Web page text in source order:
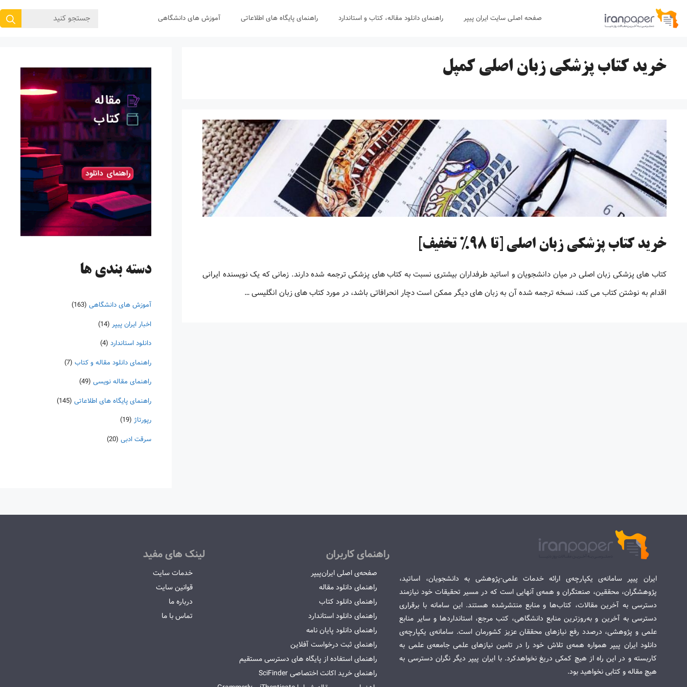
پرش
صفحه اصلی سایت ایران پیپر راهنمای دانلود مقاله، کتاب و استاندارد راهنمای پایگاه های اطلاعاتی آموزش های دانشگاهی
جستجوی
خرید کتاب پزشکی زبان اصلی کمپل
خرید کتاب پزشکی زبان اصلی [تا 98% تخفیف]
کتاب های پزشکی زبان اصلی در میان دانشجویان و اساتید طرفداران بیشتری نسبت به کتاب های پزشکی ترجمه شده دارند. زمانی که یک نویسنده ایرانی
اقدام به نوشتن کتاب می کند، نسخه ترجمه شده آن به زبان های دیگر ممکن است دچار انحرافاتی باشد، در مورد کتاب های زبان انگلیسی …
دسته‌ بندی ها
آموزش های دانشگاهی (163)
اخبار ایران پیپر (14)
دانلود استاندارد (4)
راهنمای دانلود مقاله و کتاب (7)
راهنمای مقاله نویسی (49)
راهنمای پایگاه های اطلاعاتی (145)
رپورتاژ (19)
سرقت ادبی (20)
ایران پیپر سامانه‌ی یکپارچه‌ی ارائه خدمات علمی-پژوهشی به دانشجویان، اساتید،
پژوهشگران، محققین، صنعتگران و همه‌ی آنهایی است که در مسیر تحقیقات خود نیازمند
دسترسی به آخرین مقالات، کتاب‌ها و منابع منتشرشده هستند. این سامانه با برقراری
دسترسی به آخرین و به‌روزترین منابع دانشگاهی، کتب مرجع، استانداردها و سایر منابع
علمی و پژوهشی، درصدد رفع نیازهای محققان عزیز کشورمان است. سامانه‌ی یکپارچه‌ی
دانلود ایران پیپر همواره همه‌ی تلاش خود را در تامین نیازهای علمی جامعه‌ی علمی به
کاربسته و در این راه از هیچ کمکی دریغ نخواهدکرد. با ایران پیپر دیگر نگران دسترسی به
هیچ مقاله و کتابی نخواهید بود.
راهنمای کاربران
صفحه‌ی اصلی ایران‌پیپر
راهنمای دانلود مقاله
راهنمای دانلود کتاب
راهنمای دانلود استاندارد
راهنمای دانلود پایان نامه
راهنمای ثبت درخواست آفلاین
راهنمای استفاده از پایگاه های دسترسی مستقیم
راهنمای خرید اکانت اختصاصی SciFinder
لینک های مفید
خدمات سایت
قوانین سایت
درباره ما
تماس با ما